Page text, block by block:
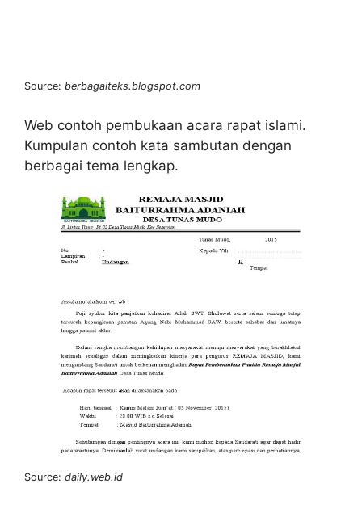
Source: berbagaiteks.blogspot.com
Web contoh pembukaan acara rapat islami.
Kumpulan contoh kata sambutan dengan
berbagai tema lengkap.
Source: daily.web.id